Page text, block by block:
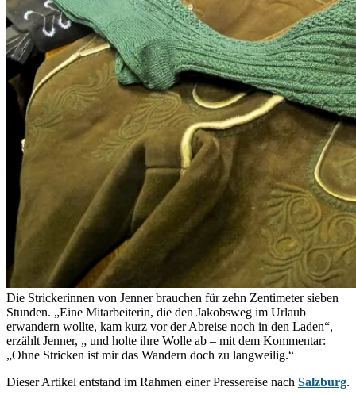
Die Strickerinnen von Jenner brauchen für zehn Zentimeter sieben
Stunden. „Eine Mitarbeiterin, die den Jakobsweg im Urlaub
erwandern wollte, kam kurz vor der Abreise noch in den Laden“,
erzählt Jenner, „ und holte ihre Wolle ab – mit dem Kommentar:
„Ohne Stricken ist mir das Wandern doch zu langweilig.“
Dieser Artikel entstand im Rahmen einer Pressereise nach Salzburg.